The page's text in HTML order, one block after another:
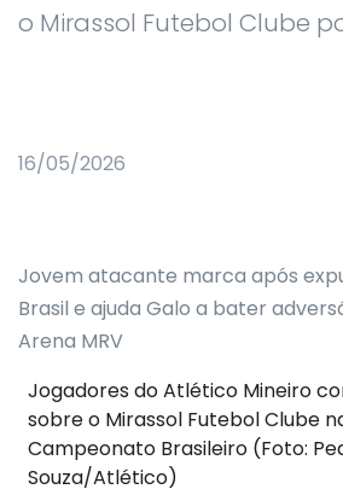
o Mirassol Futebol Clube
16/05/2026
Jovem atacante marca após
Brasil e ajuda Galo a bater
Arena MRV
Jogadores do Atlético Mineiro
sobre o Mirassol Futebol Clube
Campeonato Brasileiro (Foto:
Souza/Atlético)